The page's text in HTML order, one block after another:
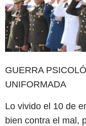
GUERRA
UNIFORMADA
Lo vivido el 10 de
bien contra el mal,